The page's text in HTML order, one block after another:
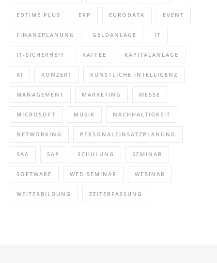
EDTIME PLUS ERP EURODATA EVENT
FINANZPLANUNG GELDANLAGE IT
IT-SICHERHEIT KAFFEE KAPITALANLAGE
KI KONZERT KÜNSTLICHE INTELLIGENZ
MANAGEMENT MARKETING MESSE
MICROSOFT MUSIK NACHHALTIGKEIT
NETWORKING PERSONALEINSATZPLANUNG
SAA SAP SCHULUNG SEMINAR
SOFTWARE WEB-SEMINAR WEBINAR
WEITERBILDUNG ZEITERFASSUNG